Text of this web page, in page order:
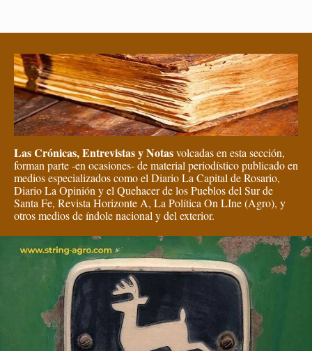
Las Crónicas, Entrevistas y Notasvolcadas en esta sección,
forman parte -en ocasiones- de material periodístico publicado en
medios especializados como el Diario La Capital de Rosario,
Diario La Opinión y el Quehacer de los Pueblos del Sur de
Santa Fe, Revista Horizonte A, La Política On LIne (Agro), y
otros medios de índole nacional y del exterior.